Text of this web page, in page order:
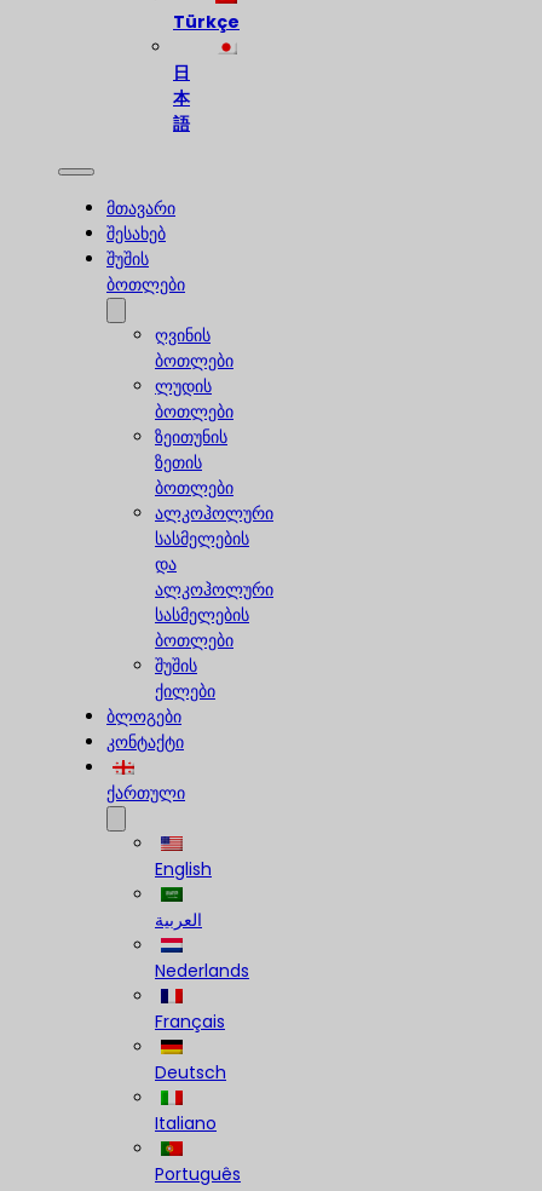
Türkçe
日
本
語
მთავარი
შესახებ
შუშის
ბოთლები
ღვინის
ბოთლები
ლუდის
ბოთლები
ზეითუნის
ზეთის
ბოთლები
ალკოჰოლური
სასმელების
და
ალკოჰოლური
სასმელების
ბოთლები
შუშის
ქილები
ბლოგები
კონტაქტი
ქართული
English
العربية
Nederlands
Français
Deutsch
Italiano
Português